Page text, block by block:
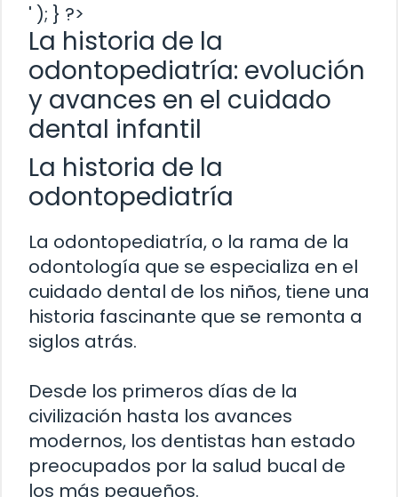
' ); } ?>
La historia de la
odontopediatría: evolución
y avances en el cuidado
dental infantil
La historia de la
odontopediatría
La odontopediatría, o la rama de la
odontología que se especializa en el
cuidado dental de los niños, tiene una
historia fascinante que se remonta a
siglos atrás.
Desde los primeros días de la
civilización hasta los avances
modernos, los dentistas han estado
preocupados por la salud bucal de
los más pequeños.